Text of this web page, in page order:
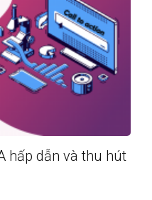
hấp dẫn và thu hút